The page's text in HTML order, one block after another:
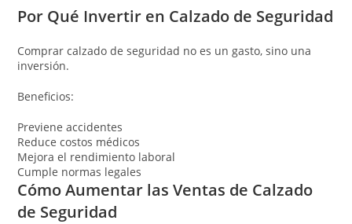
Por Qué Invertir en Calzado de Seguridad
Comprar calzado de seguridad no es un gasto, sino una
inversión.
Beneficios:
Previene accidentes
Reduce costos médicos
Mejora el rendimiento laboral
Cumple normas legales
Cómo Aumentar las Ventas de Calzado
de Seguridad